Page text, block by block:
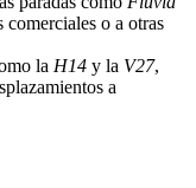
comerciales o a otras
la H14 y la V27,
a